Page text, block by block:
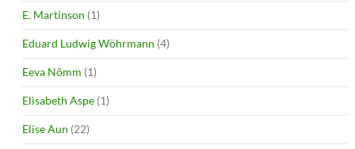
E. Martinson (1)
Eduard Ludwig Wöhrmann (4)
Eeva Nõmm (1)
Elisabeth Aspe (1)
Elise Aun (22)